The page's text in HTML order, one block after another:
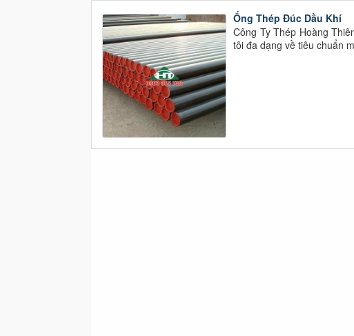
Ống Thép Đúc Dầu Khí
Công Ty Thép Hoàng
tôi đa dạng về tiêu chuẩn